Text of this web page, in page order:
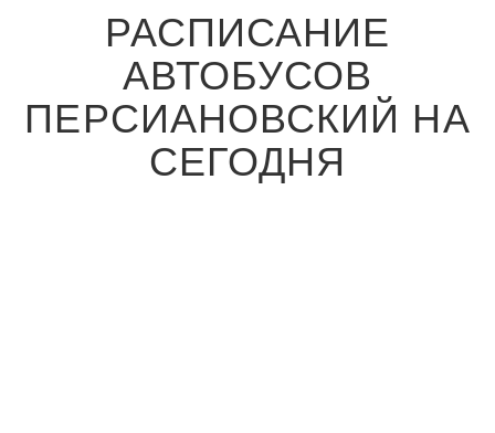
РАСПИСАНИЕ
АВТОБУСОВ
ПЕРСИАНОВСКИЙ НА
СЕГОДНЯ